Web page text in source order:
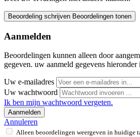
Beoordeling schrijven Beoordelingen tonen
Aanmelden
Beoordelingen kunnen alleen door
gegeven. uw aanmeld gegevens hieronder
Uw e-mailadres
Uw wachtwoord
Ik ben mijn wachtwoord vergeten.
Aanmelden
Annuleren
Alleen beoordelingen weergeven in huidige